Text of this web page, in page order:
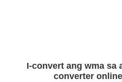
I-convert ang wma sa
converter